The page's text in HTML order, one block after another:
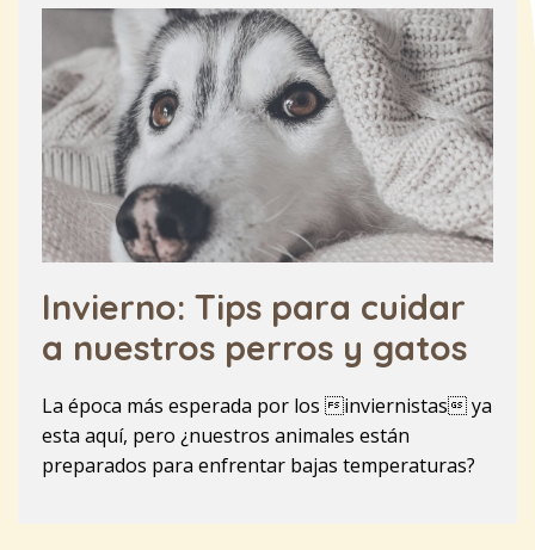
Invierno: Tips para cuidar
a nuestros perros y gatos
La época más esperada por los inviernistas ya
esta aquí, pero ¿nuestros animales están
preparados para enfrentar bajas temperaturas?